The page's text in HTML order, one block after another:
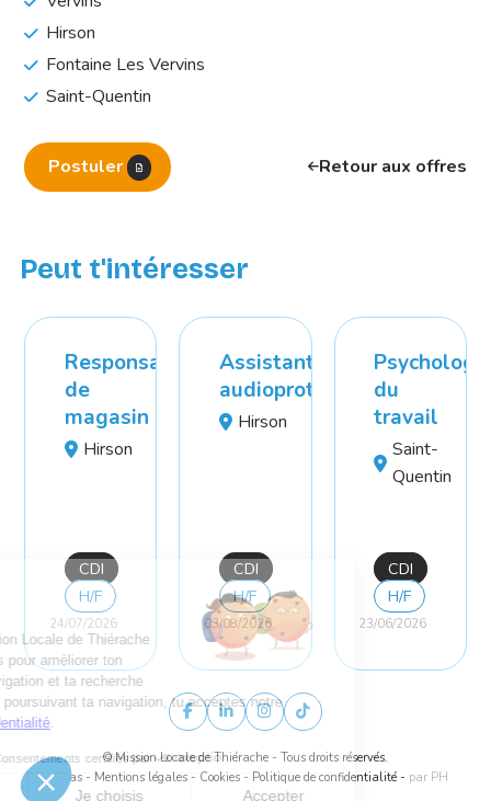
Hirson
Fontaine Les Vervins
Saint-Quentin
Postuler Retour aux offres
Peut t'intéresser
Responsable
de
magasin
Hirson
CDI
H/F
24/07/2026
Assistant
audioprothésiste
Hirson
CDI
H/F
03/08/2026
du
travail
Saint-
Quentin
CDI
H/F
23/06/2026
© Mission Locale de Thiérache - Tous droits réservés.
Médias - Mentions légales - Cookies - Politique de confidentialité - par PH